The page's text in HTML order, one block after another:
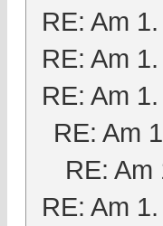
RE: Am
RE: Am
RE: Am
RE: Am
RE:
RE: Am